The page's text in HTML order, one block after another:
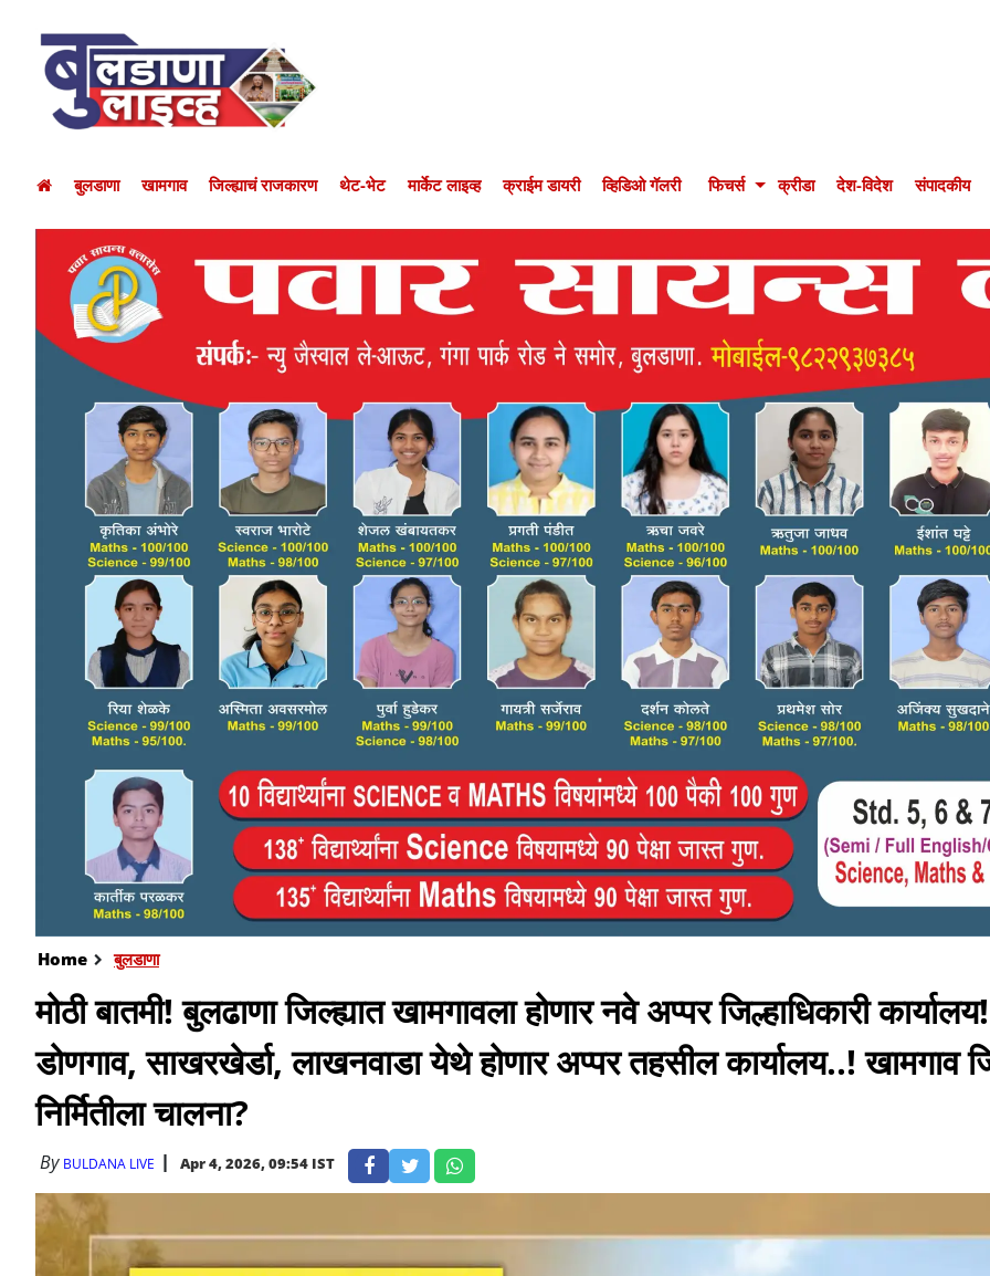
बुलडाणा खामगाव जिल्ह्याचं राजकारण थेट-भेट मार्केट लाइव्ह क्राईम डायरी व्हिडिओ गॅलरी फिचर्स क्रीडा देश-विदेश संपादकीय
Home बुलडाणा
मोठी बातमी! बुलढाणा जिल्ह्यात खामगावला होणार नवे अप्पर जिल्हाधिकारी कार्यालय!
डोणगाव, साखरखेर्डा, लाखनवाडा येथे होणार अप्पर तहसील कार्यालय..! खामगाव
निर्मितीला चालना?
By BULDANA LIVE Apr 4, 2026, 09:54 IST